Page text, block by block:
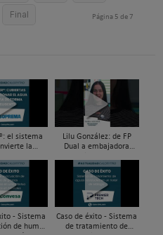
Final Página 5 de 7
el sistema
la
activa de
agua...
Lilu González: de FP
Dual a embajadora
| Mecatrónica Industrial
- Sistema
de humos
Caso de éxito - Sistema
de tratamiento de